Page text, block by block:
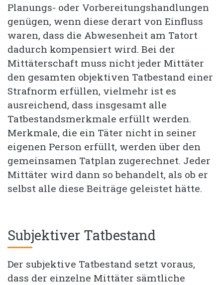
Planungs- oder Vorbereitungshandlungen
genügen, wenn diese derart von Einfluss
waren, dass die Abwesenheit am Tatort
dadurch kompensiert wird. Bei der
Mittäterschaft muss nicht jeder Mittäter
den gesamten objektiven Tatbestand einer
Strafnorm erfüllen, vielmehr ist es
ausreichend, dass insgesamt alle
Tatbestandsmerkmale erfüllt werden.
Merkmale, die ein Täter nicht in seiner
eigenen Person erfüllt, werden über den
gemeinsamen Tatplan zugerechnet. Jeder
Mittäter wird dann so behandelt, als ob er
selbst alle diese Beiträge geleistet hätte.
Subjektiver Tatbestand
Der subjektive Tatbestand setzt voraus,
dass der einzelne Mittäter sämtliche